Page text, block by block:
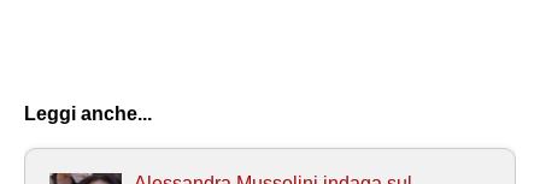
Leggi anche...